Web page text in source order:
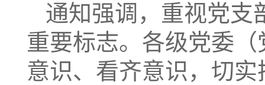
通知强调，重视党支
重要标志。各级党委
意识、看齐意识，切